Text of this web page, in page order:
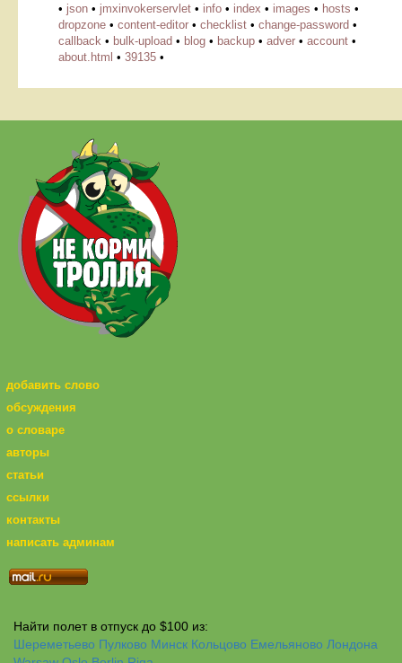
• json • jmxinvokerservlet • info • index • images • hosts •
dropzone • content-editor • checklist • change-password •
callback • bulk-upload • blog • backup • adver • account •
about.html • 39135 •
добавить слово
обсуждения
о словаре
авторы
статьи
ссылки
контакты
написать админам
Найти полет в отпуск до $100 из:
Шереметьево Пулково Минск Кольцово Емельяново Лондона